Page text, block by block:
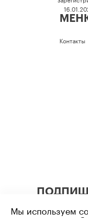
Контакты
Мы используем